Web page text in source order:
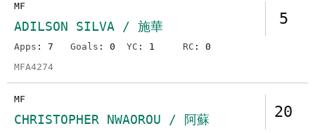
5
MF
ADILSON SILVA / 施華
Apps : 7 Goals : 0 YC : 1 RC : 0
MFA4274
20
MF
CHRISTOPHER NWAOROU / 阿蘇